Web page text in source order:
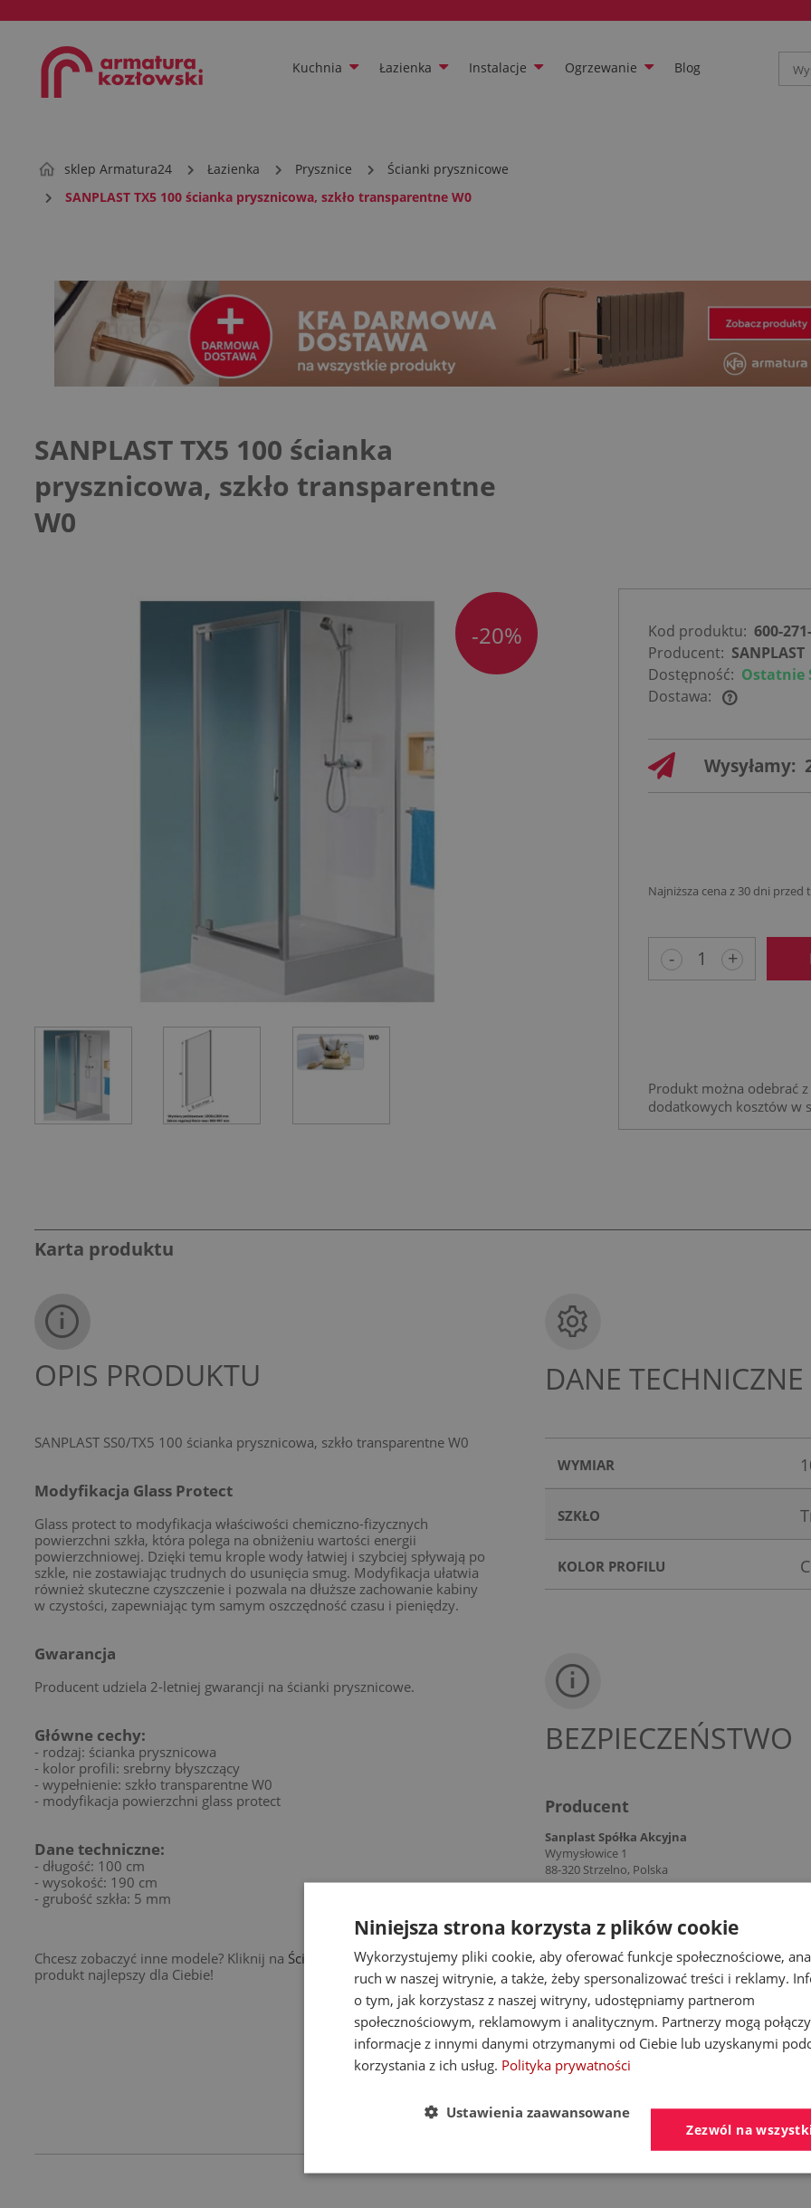
Kuchnia Łazienka Instalacje Ogrzewanie Blog
sklep Armatura24 Łazienka Prysznice
Ścianki prysznicowe
SANPLAST TX5 100 ścianka prysznicowa, szkło transparentne W0
SANPLAST TX5 100 ścianka
prysznicowa, szkło transparentne
W0
-20% Kod produktu: 600-
Producent: SANPLAST
Dostępność: Ostatnie
Dostawa:
Cena nie
zawiera
ewentualnych
Wysyłamy:
Najniższa cena z 30 dni
niż 30 dni,
cena od
pojawił się w
- +
Produkt można odebrać
dodatkowych kosztów w
Karta produktu
OPIS PRODUKTU
SANPLAST SS0/TX5 100 ścianka prysznicowa, szkło transparentne W0
Modyfikacja Glass Protect
Glass protect to modyfikacja właściwości chemiczno-fizycznych
powierzchni szkła, która polega na obniżeniu wartości energii
powierzchniowej. Dzięki temu krople wody łatwiej i szybciej spływają po
szkle, nie zostawiając trudnych do usunięcia smug. Modyfikacja ułatwia
również skuteczne czyszczenie i pozwala na dłuższe zachowanie kabiny
w czystości, zapewniając tym samym oszczędność czasu i pieniędzy.
Gwarancja
Producent udziela 2-letniej gwarancji na ścianki prysznicowe.
Główne cechy:
- rodzaj: ścianka prysznicowa
- kolor profili: srebrny błyszczący
- wypełnienie: szkło transparentne W0
- modyfikacja powierzchni glass protect
Dane techniczne:
- długość: 100 cm
- wysokość: 190 cm
- grubość szkła: 5 mm
Chcesz zobaczyć inne modele? Kliknij na Ścianki prysznicowei wybierz
produkt najlepszy dla Ciebie!
DANE TECHNICZNE
WYMIAR
SZKŁO
KOLOR PROFILU
BEZPIECZEŃSTWO
Producent
Sanplast Spółka Akcyjna
Wymysłowice 1
88-320 Strzelno, Polska
DOSTAWA
Niniejsza strona korzysta z plików cookie
Wykorzystujemy pliki cookie, aby oferować funkcje społecznościowe,
ruch w naszej witrynie, a także, żeby spersonalizować treści i reklamy.
o tym, jak korzystasz z naszej witryny, udostępniamy partnerom
społecznościowym, reklamowym i analitycznym. Partnerzy mogą
informacje z innymi danymi otrzymanymi od Ciebie lub uzyskanymi
korzystania z ich usług. Polityka prywatności
Zezwól na
Ustawienia zaawansowane